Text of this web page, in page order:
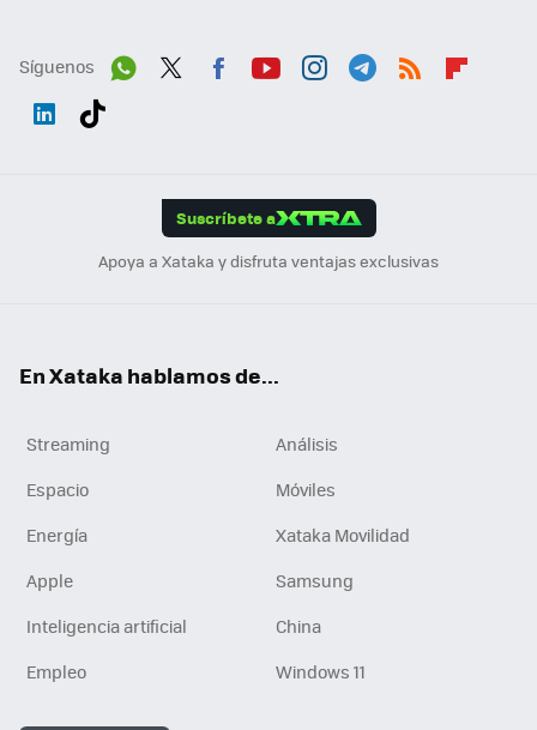
Síguenos
Suscríbete a
Apoya a Xataka y disfruta ventajas exclusivas
En Xataka hablamos de...
Streaming
Análisis
Espacio
Móviles
Energía
Xataka Movilidad
Apple
Samsung
Inteligencia artificial
China
Empleo
Windows 11